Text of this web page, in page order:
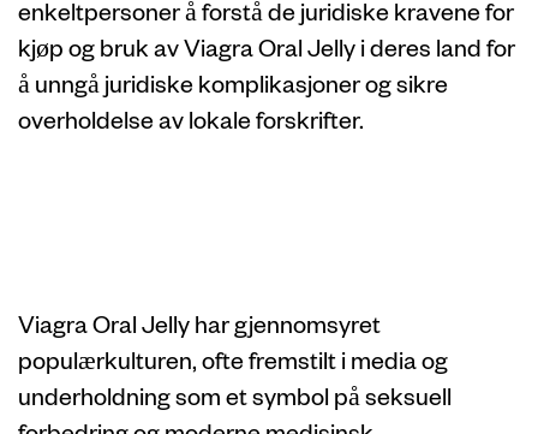
enkeltpersoner å forstå de juridiske kravene for
kjøp og bruk av Viagra Oral Jelly i deres land for
å unngå juridiske komplikasjoner og sikre
overholdelse av lokale forskrifter.
Viagra Oral Jelly har gjennomsyret
populærkulturen, ofte fremstilt i media og
underholdning som et symbol på seksuell